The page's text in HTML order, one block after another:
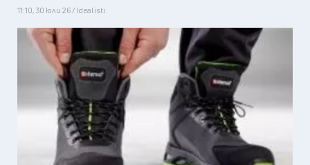
11:10, 30 юли 26 / Idealisti